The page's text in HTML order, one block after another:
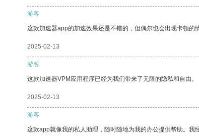
游客
这款加速器app的加速效果还是不错的，但偶尔也会出现卡顿的
2025-02-13
游客
这款加速器VPM应用程序已经为我们带来了无限的隐私和自由。
2025-02-13
游客
这款app就像我的私人助理，随时随地为我的办公提供帮助。我